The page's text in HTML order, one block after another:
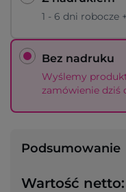
1 - 6 dni robocze
Bez nadruku
Wyślemy
zamówienie dziś
Podsumowanie
Wartość netto: